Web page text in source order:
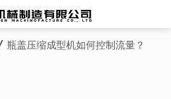
瓶盖压缩成型机如何控制流量？